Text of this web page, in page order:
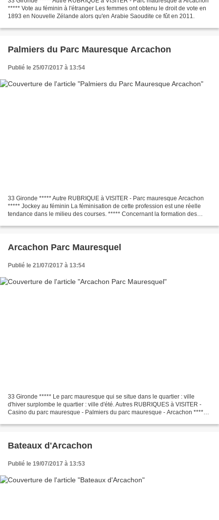
***** Vote au féminin à l'étranger Les femmes ont obtenu le droit de vote en
1893 en Nouvelle Zélande alors qu'en Arabie Saoudite ce fût en 2011.
Palmiers du Parc Mauresque Arcachon
Publié le 25/07/2017 à 13:54
33 Gironde ***** Autre RUBRIQUE à VISITER - Parc mauresque Arcachon
***** Jockey au féminin La féminisation de cette profession est une réelle
tendance dans le milieu des courses. ***** Concernant la formation des
Arcachon Parc Mauresquel
Publié le 21/07/2017 à 13:54
33 Gironde ***** Le parc mauresque qui se situe dans le quartier : ville
d'hiver surplombe le quartier : ville d'été. Autres RUBRIQUES à VISITER -
Casino du parc mauresque - Palmiers du parc mauresque - Arcachon *****
Bateaux d'Arcachon
Publié le 19/07/2017 à 13:53